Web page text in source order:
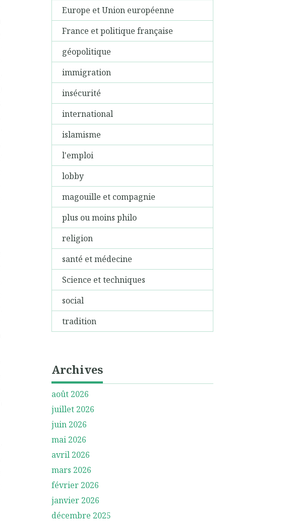
Europe et Union européenne
France et politique française
géopolitique
immigration
insécurité
international
islamisme
l'emploi
lobby
magouille et compagnie
plus ou moins philo
religion
santé et médecine
Science et techniques
social
tradition
Archives
août 2026
juillet 2026
juin 2026
mai 2026
avril 2026
mars 2026
février 2026
janvier 2026
décembre 2025